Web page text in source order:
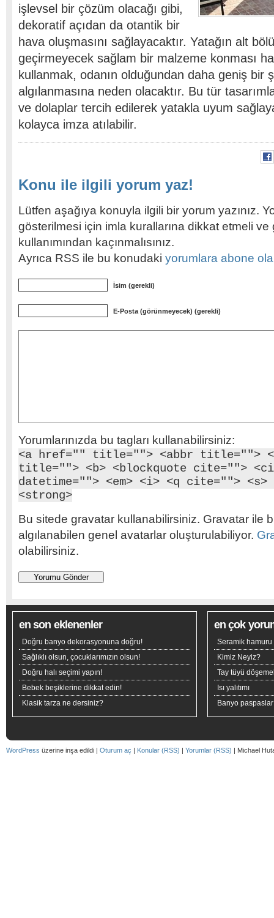
işlevsel bir çözüm olacağı gibi,
dekoratif açıdan da otantik bir
hava oluşmasını sağlayacaktır. Yatağın alt
geçirmeyecek sağlam bir malzeme konması
kullanmak, odanın olduğundan daha geniş bir
algılanmasına neden olacaktır. Bu tür
ve dolaplar tercih edilerek yatakla uyum
kolayca imza atılabilir.
Konu ile ilgili yorum yaz!
Lütfen aşağıya konuyla ilgili bir yorum yazınız.
gösterilmesi için imla kurallarına dikkat etmeli
kullanımından kaçınmalısınız.
Ayrıca RSS ile bu konudaki yorumlara abone
İsim (gerekli)
E-Posta (görünmeyecek) (gerekli)
Yorumlarınızda bu tagları kullanabilirsiniz:
<a href="" title=""> <abbr title="">
title=""> <b> <blockquote cite="">
datetime=""> <em> <i> <q cite="">
<strong>
Bu sitede gravatar kullanabilirsiniz. Gravatar ile
algılanabilen genel avatarlar oluşturulabiliyor.
olabilirsiniz.
en son eklenenler
Doğru banyo dekorasyonuna doğru!
Sağlıklı olsun, çocuklarımızın olsun!
Doğru halı seçimi yapın!
Bebek beşiklerine dikkat edin!
Klasik tarza ne dersiniz?
en çok
Seramik hamuru
Kimiz Neyiz?
Tay tüyü
Isı yalıtımı
Banyo
WordPress üzerine inşa edildi | Oturum aç | Konular (RSS) | Yorumlar (RSS) | Michael